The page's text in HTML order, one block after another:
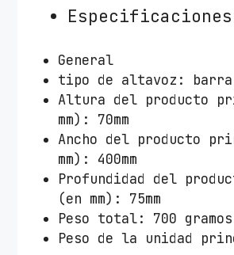
Especificaciones
General
tipo de altavoz: barra
Altura del producto
mm): 70mm
Ancho del producto
mm): 400mm
Profundidad del
(en mm): 75mm
Peso total: 700 gramos
Peso de la unidad